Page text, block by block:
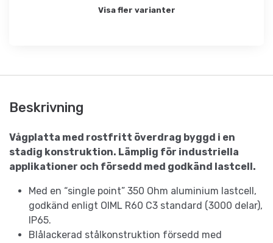
Visa fler varianter
Beskrivning
Vågplatta med rostfritt överdrag byggd i en
stadig konstruktion. Lämplig för industriella
applikationer och försedd med godkänd lastcell.
Med en “single point” 350 Ohm aluminium lastcell,
godkänd enligt OIML R60 C3 standard (3000 delar),
IP65.
Blålackerad stålkonstruktion försedd med